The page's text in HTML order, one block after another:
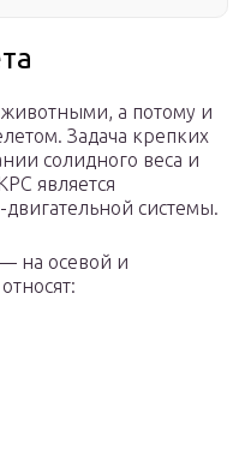
а потому и
Задача крепких
солидного веса и
является
системы.
на осевой и